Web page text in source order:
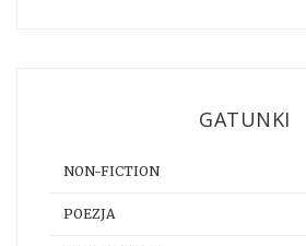
GATUNKI
NON-FICTION
POEZJA